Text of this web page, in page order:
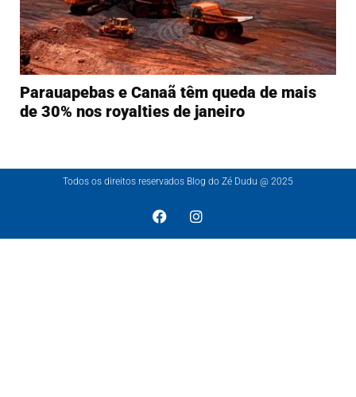
Parauapebas e Canaã têm queda de mais
de 30% nos royalties de janeiro
Todos os direitos reservados Blog do Zé Dudu @ 2025